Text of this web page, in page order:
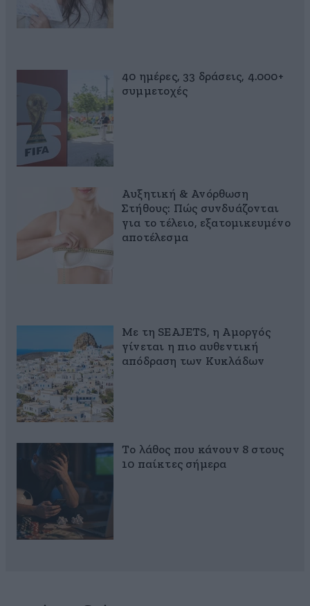
40 ημέρες, 33 δράσεις, 4.000+
συμμετοχές
Αυξητική & Ανόρθωση
Στήθους: Πώς συνδυάζονται
για το τέλειο, εξατομικευμένο
αποτέλεσμα
Με τη SEAJETS, η Αμοργός
γίνεται η πιο αυθεντική
απόδραση των Κυκλάδων
Το λάθος που κάνουν 8 στους
10 παίκτες σήμερα